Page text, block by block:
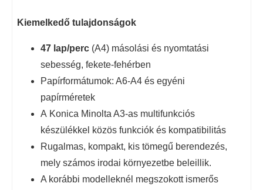
Kiemelkedő tulajdonságok
47 lap/perc (A4) másolási és nyomtatási
sebesség, fekete-fehérben
Papírformátumok: A6-A4 és egyéni
papírméretek
A Konica Minolta A3-as multifunkciós
készülékkel közös funkciók és kompatibilitás
Rugalmas, kompakt, kis tömegű berendezés,
mely számos irodai környezetbe beleillik.
A korábbi modelleknél megszokott ismerős